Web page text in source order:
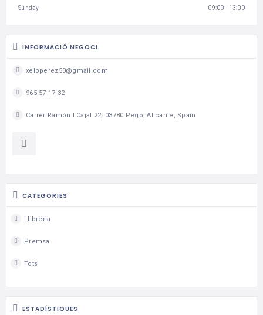
Sunday 09:00 - 13:00
INFORMACIÓ NEGOCI
xeloperez50@gmail.com
965 57 17 32
Carrer Ramón I Cajal 22, 03780 Pego, Alicante, Spain
CATEGORIES
Llibreria
Premsa
Tots
ESTADÍSTIQUES